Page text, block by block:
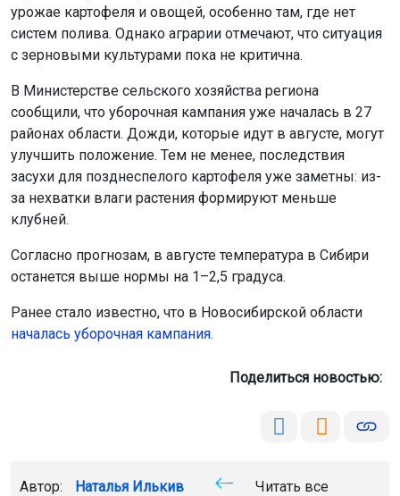
урожае картофеля и овощей, особенно там, где нет
систем полива. Однако аграрии отмечают, что ситуация
с зерновыми культурами пока не критична.
В Министерстве сельского хозяйства региона
сообщили, что уборочная кампания уже началась в 27
районах области. Дожди, которые идут в августе, могут
улучшить положение. Тем не менее, последствия
засухи для позднеспелого картофеля уже заметны: из-
за нехватки влаги растения формируют меньше
клубней.
Согласно прогнозам, в августе температура в Сибири
останется выше нормы на 1–2,5 градуса.
Ранее стало известно, что в Новосибирской области
началась уборочная кампания.
Поделиться новостью:
Автор: Наталья Илькив
Читать все